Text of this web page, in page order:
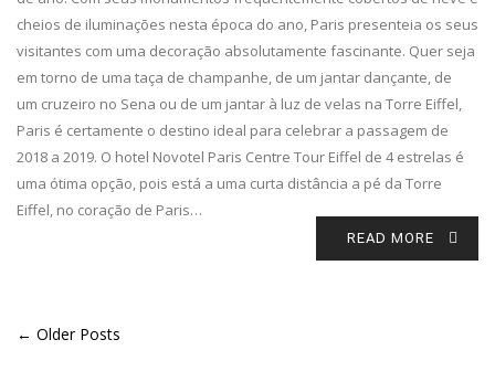
cheios de iluminações nesta época do ano, Paris presenteia os seus
visitantes com uma decoração absolutamente fascinante. Quer seja
em torno de uma taça de champanhe, de um jantar dançante, de
um cruzeiro no Sena ou de um jantar à luz de velas na Torre Eiffel,
Paris é certamente o destino ideal para celebrar a passagem de
2018 a 2019. O hotel Novotel Paris Centre Tour Eiffel de 4 estrelas é
uma ótima opção, pois está a uma curta distância a pé da Torre
Eiffel, no coração de Paris…
READ MORE
← Older Posts